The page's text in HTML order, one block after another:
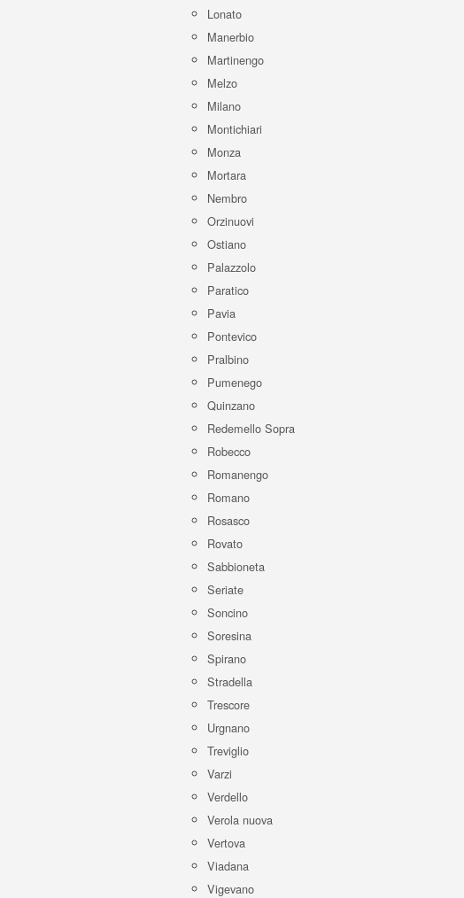
Lonato
Manerbio
Martinengo
Melzo
Milano
Montichiari
Monza
Mortara
Nembro
Orzinuovi
Ostiano
Palazzolo
Paratico
Pavia
Pontevico
Pralbino
Pumenego
Quinzano
Redemello Sopra
Robecco
Romanengo
Romano
Rosasco
Rovato
Sabbioneta
Seriate
Soncino
Soresina
Spirano
Stradella
Trescore
Urgnano
Treviglio
Varzi
Verdello
Verola nuova
Vertova
Viadana
Vigevano